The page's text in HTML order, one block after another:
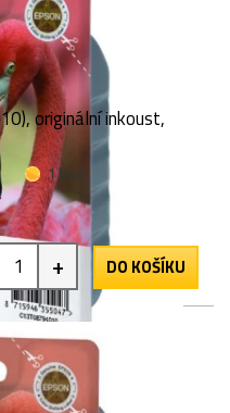
originální inkoust,
1 bod
+ DO KOŠÍKU